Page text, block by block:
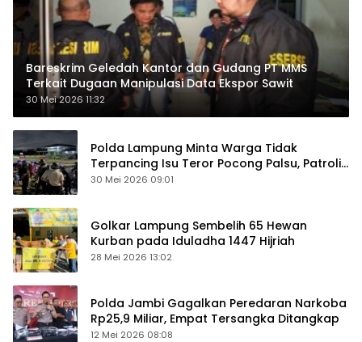
Bareskrim Geledah Kantor dan Gudang PT MMS
Terkait Dugaan Manipulasi Data Ekspor Sawit
30 Mei 2026 11:32
Polda Lampung Minta Warga Tidak
Terpancing Isu Teror Pocong Palsu, Patroli
Keamanan Ditingkatkan
30 Mei 2026 09:01
Golkar Lampung Sembelih 65 Hewan
Kurban pada Iduladha 1447 Hijriah
28 Mei 2026 13:02
Polda Jambi Gagalkan Peredaran Narkoba
Rp25,9 Miliar, Empat Tersangka Ditangkap
12 Mei 2026 08:08